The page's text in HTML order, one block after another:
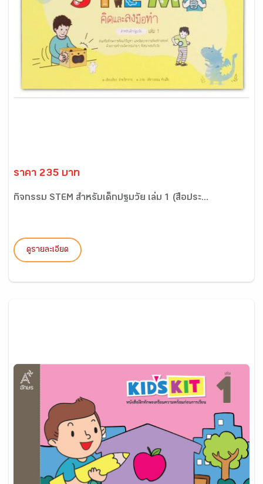
ราคา 235 บาท
กิจกรรม STEM สำหรับเด็กปฐมวัย เล่ม 1 (สื่อประ...
ดูรายละเอียด